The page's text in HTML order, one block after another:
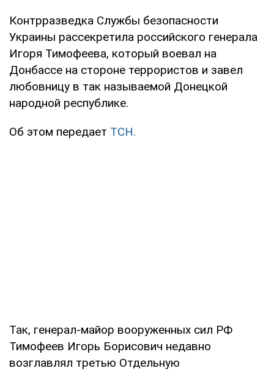
Контрразведка Службы безопасности
Украины рассекретила российского генерала
Игоря Тимофеева, который воевал на
Донбассе на стороне террористов и завел
любовницу в так называемой Донецкой
народной республике.
Об этом передает ТСН.
Так, генерал-майор вооруженных сил РФ
Тимофеев Игорь Борисович недавно
возглавлял третью Отдельную